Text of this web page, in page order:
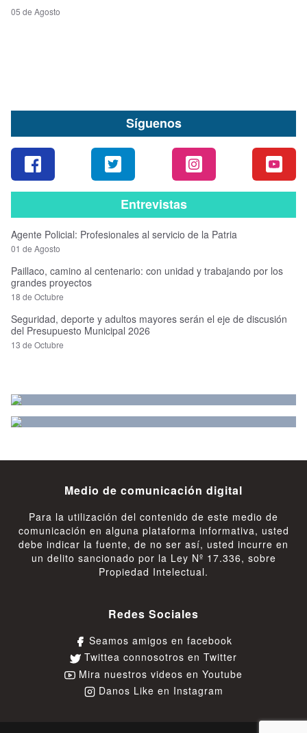
05 de Agosto
Síguenos
Entrevistas
Agente Policial: Profesionales al servicio de la Patria
01 de Agosto
Paillaco, camino al centenario: con unidad y trabajando por los
grandes proyectos
18 de Octubre
Seguridad, deporte y adultos mayores serán el eje de discusión
del Presupuesto Municipal 2026
13 de Octubre
Medio de comunicación digital
Para la utilización del contenido de este medio de
comunicación en alguna plataforma informativa, usted
debe indicar la fuente, de no ser así, usted incurre en
un delito sancionado por la Ley Nº 17.336, sobre
Propiedad Intelectual.
Redes Sociales
Seamos amigos en facebook
Twittea connosotros en Twitter
Mira nuestros videos en Youtube
Danos Like en Instagram